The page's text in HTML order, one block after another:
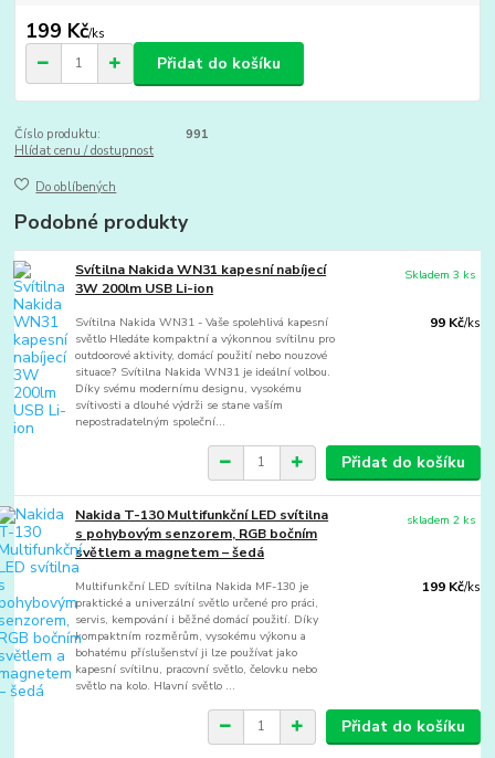
199 Kč/ks
Přidat do košíku
Číslo produktu:
991
Hlídat cenu / dostupnost
Do oblíbených
Podobné produkty
Svítilna Nakida WN31 kapesní nabíjecí
3W 200lm USB Li-ion
Svítilna Nakida WN31 - Vaše spolehlivá kapesní
světlo Hledáte kompaktní a výkonnou svítilnu pro
outdoorové aktivity, domácí použití nebo nouzové
situace? Svítilna Nakida WN31 je ideální volbou.
Díky svému modernímu designu, vysokému
svítivosti a dlouhé výdrži se stane vaším
nepostradatelným společní...
99 Kč/ks
Skladem 3 ks
Přidat do košíku
Nakida T-130 Multifunkční LED svítilna
s pohybovým senzorem, RGB bočním
světlem a magnetem – šedá
Multifunkční LED svítilna Nakida MF-130 je
praktické a univerzální světlo určené pro práci,
servis, kempování i běžné domácí použití. Díky
kompaktním rozměrům, vysokému výkonu a
bohatému příslušenství ji lze používat jako
kapesní svítilnu, pracovní světlo, čelovku nebo
světlo na kolo. Hlavní světlo ...
199 Kč/ks
skladem 2 ks
Přidat do košíku